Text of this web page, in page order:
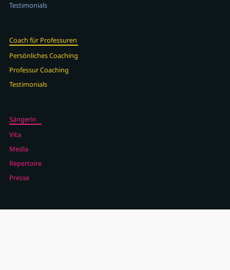
Testimonials
Coach für Professuren
Persönliches Coaching
Professur Coaching
Testimonials
Sängerin
Vita
Media
Repertoire
Presse